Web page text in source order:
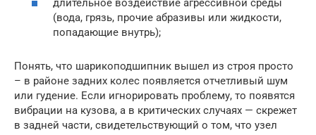
длительное воздействие агрессивной среды
(вода, грязь, прочие абразивы или жидкости,
попадающие внутрь);
Понять, что шарикоподшипник вышел из строя просто
– в районе задних колес появляется отчетливый шум
или гудение. Если игнорировать проблему, то появятся
вибрации на кузова, а в критических случаях — скрежет
в задней части, свидетельствующий о том, что узел